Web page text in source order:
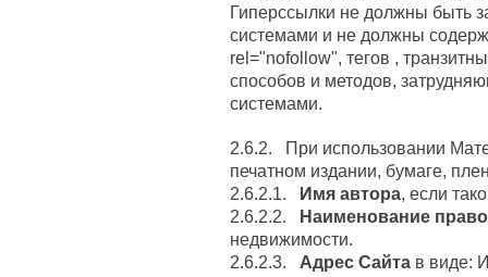
Гиперссылки не должны быть
системами и не должны
rel="nofollow", тегов ,
способов и методов,
системами.
2.6.2. При использовании
печатном издании, бумаге,
2.6.2.1. Имя автора, если
2.6.2.2. Наименование
недвижимости.
2.6.2.3. Адрес Сайта в виде: